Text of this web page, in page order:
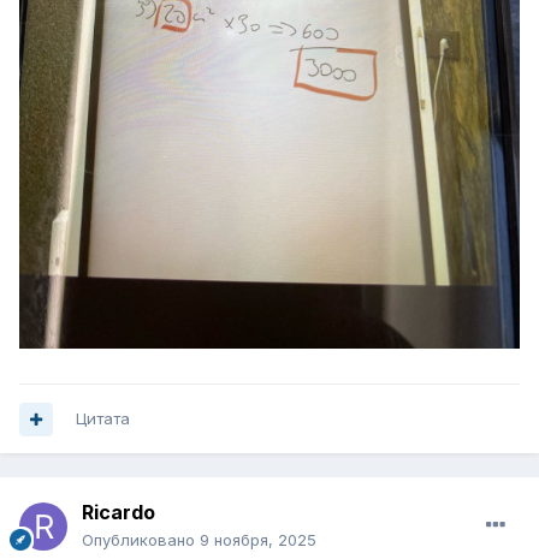
Цитата
Ricardo
Опубликовано 9 ноября, 2025